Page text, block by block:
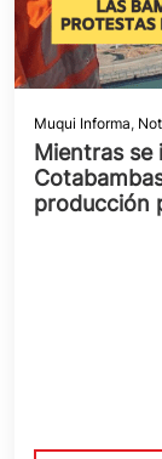
Muqui Informa,
Mientras se
producción